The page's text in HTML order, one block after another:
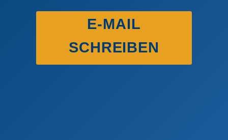
E-MAIL
SCHREIBEN